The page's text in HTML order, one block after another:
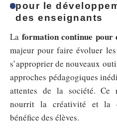
pour le
des enseignants
La formation continue pour
majeur pour faire évoluer
s’approprier de nouveaux
approches pédagogiques
attentes de la société. Ce
nourrit la créativité et la
bénéfice des élèves.